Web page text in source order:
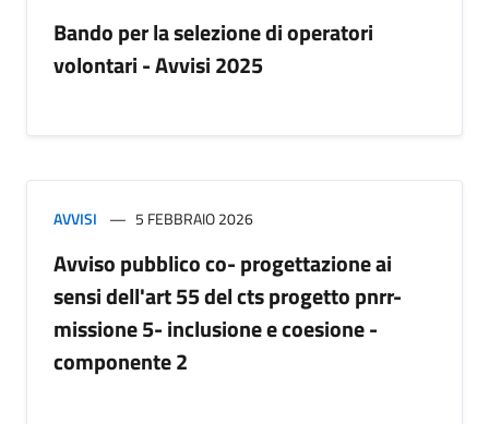
Bando per la selezione di operatori
volontari - Avvisi 2025
AVVISI 5 FEBBRAIO 2026
Avviso pubblico co- progettazione ai
sensi dell'art 55 del cts progetto pnrr-
missione 5- inclusione e coesione -
componente 2